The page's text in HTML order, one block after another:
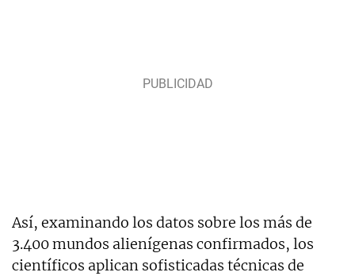
Así, examinando los datos sobre los más de
3.400 mundos alienígenas confirmados, los
científicos aplican sofisticadas técnicas de